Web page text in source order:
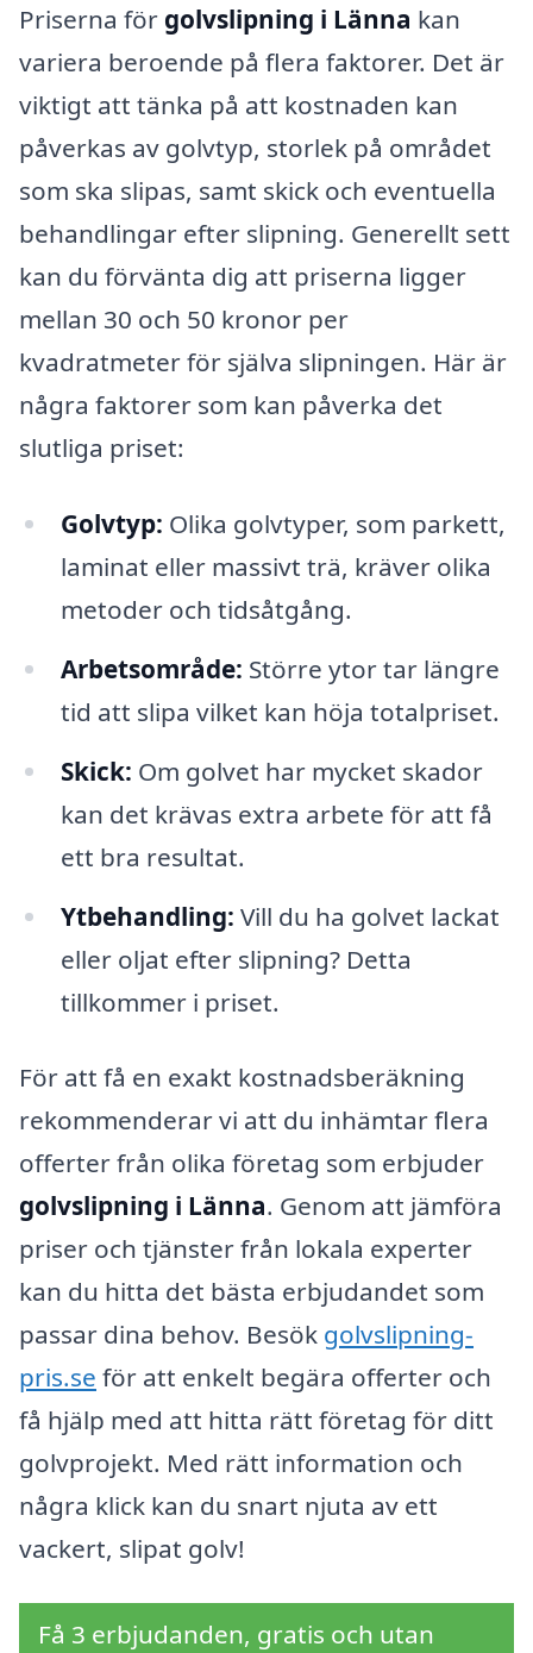
Priserna för golvslipning i Länna kan
variera beroende på flera faktorer. Det är
viktigt att tänka på att kostnaden kan
påverkas av golvtyp, storlek på området
som ska slipas, samt skick och eventuella
behandlingar efter slipning. Generellt sett
kan du förvänta dig att priserna ligger
mellan 30 och 50 kronor per
kvadratmeter för själva slipningen. Här är
några faktorer som kan påverka det
slutliga priset:
Golvtyp: Olika golvtyper, som parkett,
laminat eller massivt trä, kräver olika
metoder och tidsåtgång.
Arbetsområde: Större ytor tar längre
tid att slipa vilket kan höja totalpriset.
Skick: Om golvet har mycket skador
kan det krävas extra arbete för att få
ett bra resultat.
Ytbehandling: Vill du ha golvet lackat
eller oljat efter slipning? Detta
tillkommer i priset.
För att få en exakt kostnadsberäkning
rekommenderar vi att du inhämtar flera
offerter från olika företag som erbjuder
golvslipning i Länna. Genom att jämföra
priser och tjänster från lokala experter
kan du hitta det bästa erbjudandet som
passar dina behov. Besök golvslipning-
pris.se för att enkelt begära offerter och
få hjälp med att hitta rätt företag för ditt
golvprojekt. Med rätt information och
några klick kan du snart njuta av ett
vackert, slipat golv!
Få 3 erbjudanden, gratis och utan